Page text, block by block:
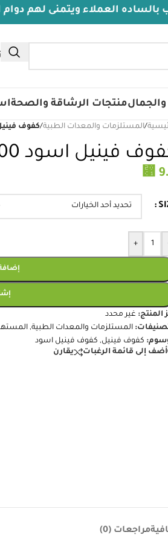
ويتمنى لهم دوام الصحة
والجمالمنتجات الرشاقة والصحة
/المستلزمات والمعدات الطبية/كفوف فينيل
فينيل اسود 100قطعه
⃁
+
المنتج: غير محدد
المستلزمات والمعدات الطبية,
كفوف فينيل, كفوف فينيل اسود
أضف إلى قائمة الرغبات
يقارن
مراجعات (0)